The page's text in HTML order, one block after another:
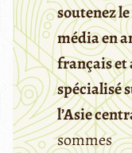
soutenez
média en
français et
spécialisé
l’Asie
sommes